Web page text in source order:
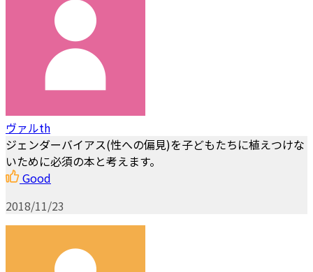
ヴァルth
ジェンダーバイアス(性への偏見)を子どもたちに植えつけな
いために必須の本と考えます。
Good
2018/11/23